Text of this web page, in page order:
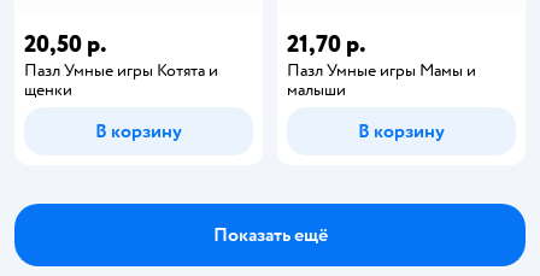
20,50 р.
Пазл Умные игры Котята и
щенки
В корзину
21,70 р.
Пазл Умные игры Мамы и
малыши
В корзину
Показать ещё